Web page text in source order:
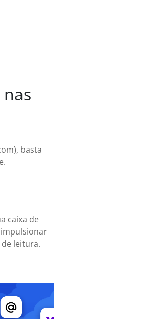
basta
caixa de
leitura.